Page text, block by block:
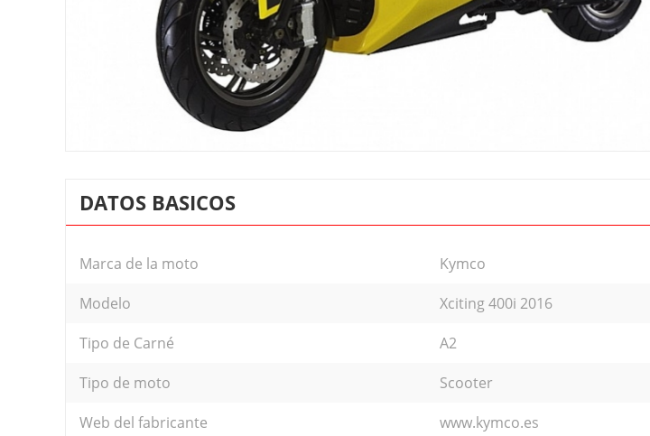
DATOS BASICOS
Marca de la moto
Kymco
Modelo
Xciting 400i 2016
Tipo de Carné
A2
Tipo de moto
Scooter
Web del fabricante
www.kymco.es